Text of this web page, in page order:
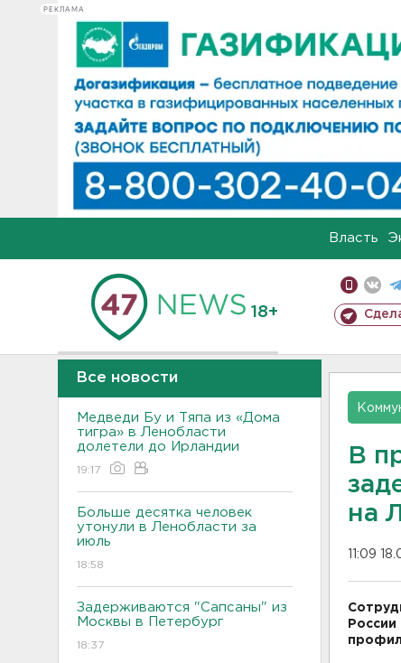
РЕКЛАМА
Власть
18+
Все новости
Медведи Бу и Тяпа из «Дома
тигра» в Ленобласти
долетели до Ирландии
19:17
Больше десятка человек
утонули в Ленобласти за
июль
18:58
Задерживаются "Сапсаны" из
Москвы в Петербург
18:37
В
на
11:09